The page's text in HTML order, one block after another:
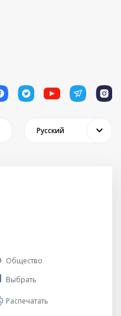
1 1 1 1
Русский
Общество
Выбрать
Распечатать